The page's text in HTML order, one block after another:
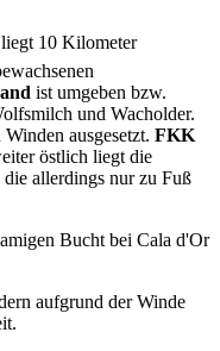
10 Kilometer
ist umgeben bzw.
und Wacholder.
ausgesetzt. FKK
östlich liegt die
allerdings nur zu Fuß
Bucht bei Cala d'Or
aufgrund der Winde